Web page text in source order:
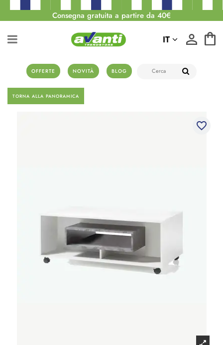
Consegna gratuita a partire da 40€
OFFERTE NOVITÀ BLOG
IT
TORNA ALLA PANORAMICA
favorite_border